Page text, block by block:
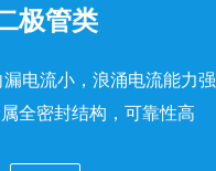
极管类
电流小，浪涌电流能力强
全密封结构，可靠性高